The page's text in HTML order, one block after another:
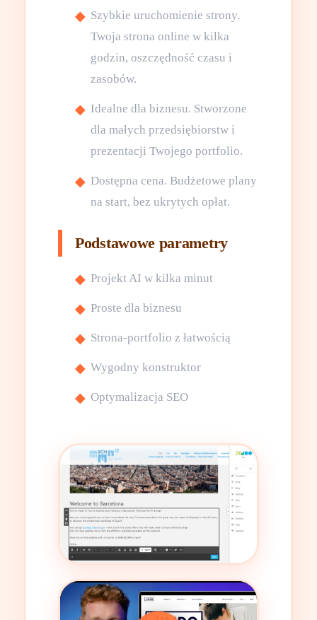
Szybkie uruchomienie strony.
Twoja strona online w kilka
godzin, oszczędność czasu i
zasobów.
Idealne dla biznesu. Stworzone
dla małych przedsiębiorstw i
prezentacji Twojego portfolio.
Dostępna cena. Budżetowe plany
na start, bez ukrytych opłat.
Podstawowe parametry
Projekt AI w kilka minut
Proste dla biznesu
Strona-portfolio z łatwością
Wygodny konstruktor
Optymalizacja SEO